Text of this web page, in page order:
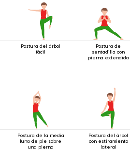
Postura del árbol
fácil
Postura de
sentadilla con
pierna extendida
Postura de la media
luna de pie sobre
una pierna
Postura del árbol
con estiramiento
lateral